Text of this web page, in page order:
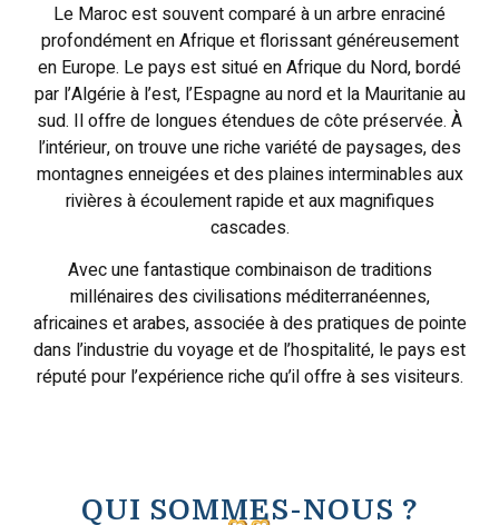
Le Maroc est souvent comparé à un arbre enraciné
profondément en Afrique et florissant généreusement
en Europe. Le pays est situé en Afrique du Nord, bordé
par l’Algérie à l’est, l’Espagne au nord et la Mauritanie au
sud. Il offre de longues étendues de côte préservée. À
l’intérieur, on trouve une riche variété de paysages, des
montagnes enneigées et des plaines interminables aux
rivières à écoulement rapide et aux magnifiques
cascades.
Avec une fantastique combinaison de traditions
millénaires des civilisations méditerranéennes,
africaines et arabes, associée à des pratiques de pointe
dans l’industrie du voyage et de l’hospitalité, le pays est
réputé pour l’expérience riche qu’il offre à ses visiteurs.
QUI SOMMES-NOUS ?